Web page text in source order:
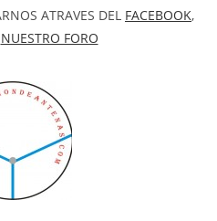
ATRAVES DEL FACEBOOK,
NUESTRO FORO